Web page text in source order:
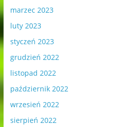
marzec 2023
luty 2023
styczeń 2023
grudzień 2022
listopad 2022
październik 2022
wrzesień 2022
sierpień 2022